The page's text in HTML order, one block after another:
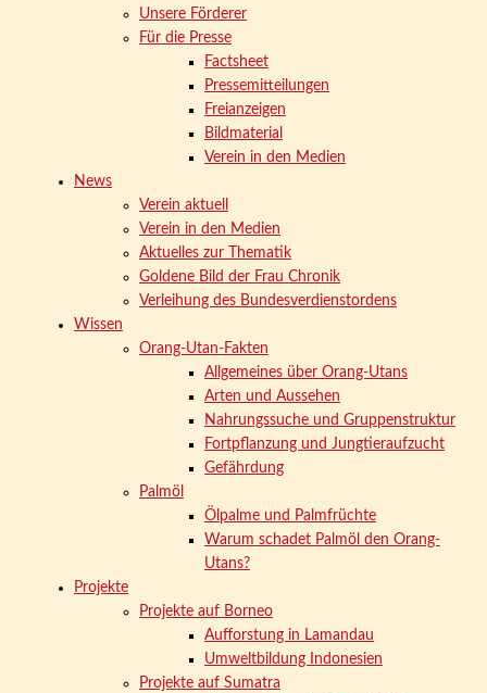
Unsere Förderer
Für die Presse
Factsheet
Pressemitteilungen
Freianzeigen
Bildmaterial
Verein in den Medien
News
Verein aktuell
Verein in den Medien
Aktuelles zur Thematik
Goldene Bild der Frau Chronik
Verleihung des Bundesverdienstordens
Wissen
Orang-Utan-Fakten
Allgemeines über Orang-Utans
Arten und Aussehen
Nahrungssuche und Gruppenstruktur
Fortpflanzung und Jungtieraufzucht
Gefährdung
Palmöl
Ölpalme und Palmfrüchte
Warum schadet Palmöl den Orang-
Utans?
Projekte
Projekte auf Borneo
Aufforstung in Lamandau
Umweltbildung Indonesien
Projekte auf Sumatra